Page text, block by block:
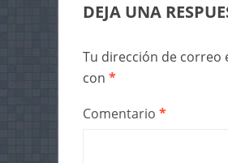
DEJA UNA
Tu dirección de correo
con *
Comentario *